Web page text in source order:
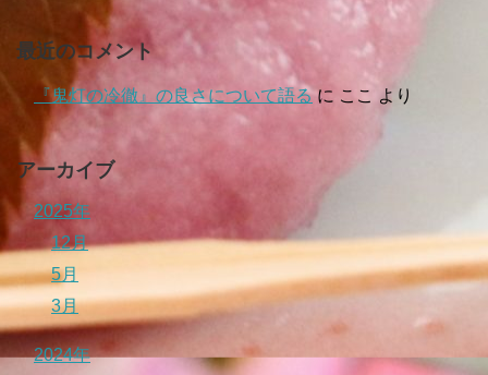
最近のコメント
『鬼灯の冷徹』の良さについて語るに ここ より
アーカイブ
2025年
12月
5月
3月
2024年